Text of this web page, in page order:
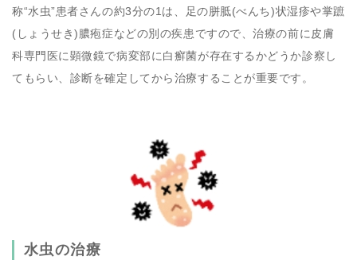
称“水虫”患者さんの約3分の1は、足の胼胝(べんち)状湿疹や掌蹠
(しょうせき)膿疱症などの別の疾患ですので、治療の前に皮膚
科専門医に顕微鏡で病変部に白癬菌が存在するかどうか診察し
てもらい、診断を確定してから治療することが重要です。
水虫の治療